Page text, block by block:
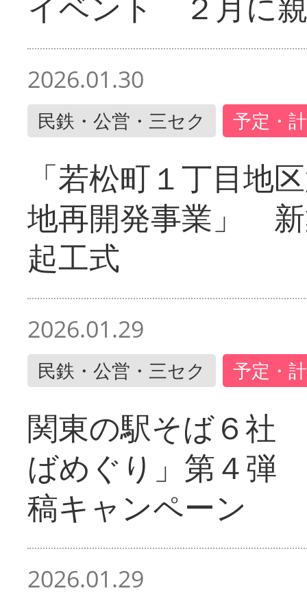
2026.01.30
民鉄・公営・三セク 予定・
「若松町１丁目地
地再開発事業」
起工式
2026.01.29
民鉄・公営・三セク 予定・
関東の駅そば６社
ばめぐり」第４弾
稿キャンペーン
2026.01.29